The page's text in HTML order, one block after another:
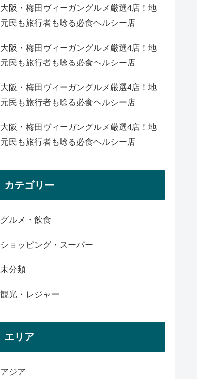
大阪・梅田ヴィーガングルメ厳選4店！地
元民も旅行者も唸る必食ヘルシー店
大阪・梅田ヴィーガングルメ厳選4店！地
元民も旅行者も唸る必食ヘルシー店
大阪・梅田ヴィーガングルメ厳選4店！地
元民も旅行者も唸る必食ヘルシー店
大阪・梅田ヴィーガングルメ厳選4店！地
元民も旅行者も唸る必食ヘルシー店
カテゴリー
グルメ・飲食
ショッピング・スーパー
未分類
観光・レジャー
エリア
アジア